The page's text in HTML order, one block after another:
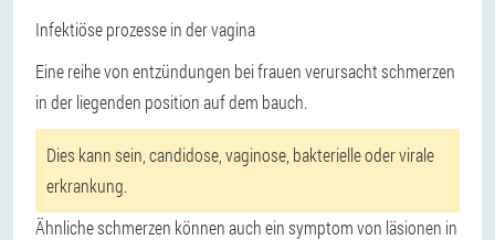
Infektiöse prozesse in der vagina
Eine reihe von entzündungen bei frauen verursacht schmerzen
in der liegenden position auf dem bauch.
Dies kann sein, candidose, vaginose, bakterielle oder virale
erkrankung.
Ähnliche schmerzen können auch ein symptom von läsionen in